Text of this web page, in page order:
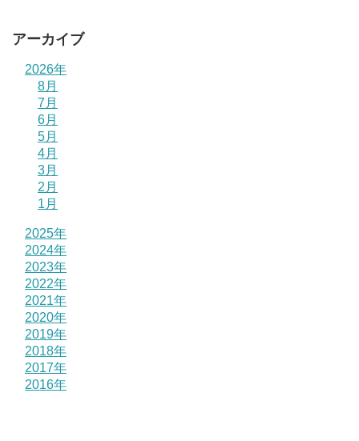
アーカイブ
2026年
8月
7月
6月
5月
4月
3月
2月
1月
2025年
2024年
2023年
2022年
2021年
2020年
2019年
2018年
2017年
2016年